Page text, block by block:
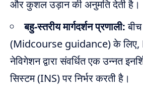
और कुशल उड़ान की अनुमति देती है।
बहु-स्तरीय मार्गदर्शन प्रणाली:बीच
(Midcourse guidance) के लिए,
नेविगेशन द्वारा संवर्धित एक उन्नत
सिस्टम (INS) पर निर्भर करती है।